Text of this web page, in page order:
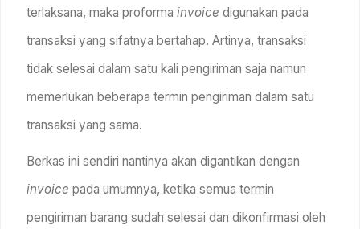
terlaksana, maka proforma invoice digunakan pada
transaksi yang sifatnya bertahap. Artinya, transaksi
tidak selesai dalam satu kali pengiriman saja namun
memerlukan beberapa termin pengiriman dalam satu
transaksi yang sama.
Berkas ini sendiri nantinya akan digantikan dengan
invoice pada umumnya, ketika semua termin
pengiriman barang sudah selesai dan dikonfirmasi oleh